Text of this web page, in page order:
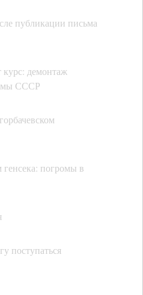
публикации письма
курс: демонтаж
СССР
погромы в
поступаться